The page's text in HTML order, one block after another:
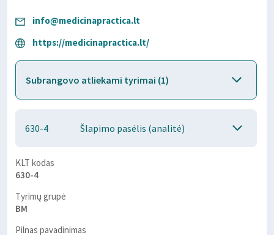
info@medicinapractica.lt
https://medicinapractica.lt/
Subrangovo atliekami tyrimai (1)
630-4 Šlapimo pasėlis (analitė)
KLT kodas
630-4
Tyrimų grupė
BM
Pilnas pavadinimas